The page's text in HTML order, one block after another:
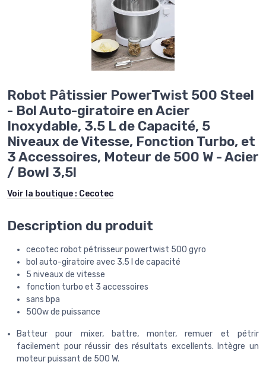
Robot Pâtissier PowerTwist 500 Steel
- Bol Auto-giratoire en Acier
Inoxydable, 3.5 L de Capacité, 5
Niveaux de Vitesse, Fonction Turbo, et
3 Accessoires, Moteur de 500 W - Acier
/ Bowl 3,5l
Voir la boutique : Cecotec
Description du produit
cecotec robot pétrisseur powertwist 500 gyro
bol auto-giratoire avec 3.5 l de capacité
5 niveaux de vitesse
fonction turbo et 3 accessoires
sans bpa
500w de puissance
Batteur pour mixer, battre, monter, remuer et pétrir
facilement pour réussir des résultats excellents. Intègre un
moteur puissant de 500 W.